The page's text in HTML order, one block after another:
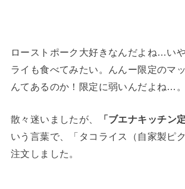
ローストポーク大好きなんだよね…い
ライも食べてみたい。んんー限定のマ
んてあるのか！限定に弱いんだよね…。
散々迷いましたが、 「ブエナキッチン
いう言葉で、「タコライス（自家製ピ
注文しました。